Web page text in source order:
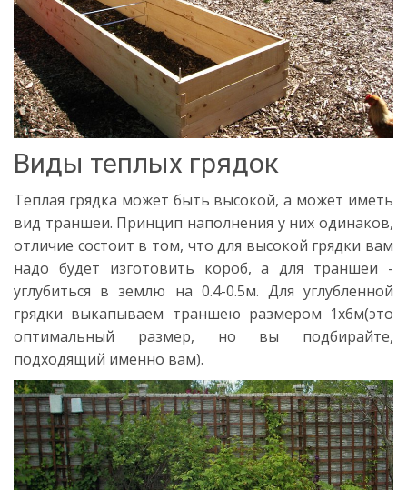
Виды теплых грядок
Теплая грядка может быть высокой, а может иметь
вид траншеи. Принцип наполнения у них одинаков,
отличие состоит в том, что для высокой грядки вам
надо будет изготовить короб, а для траншеи -
углубиться в землю на 0.4-0.5м. Для углубленной
грядки выкапываем траншею размером 1х6м(это
оптимальный размер, но вы подбирайте,
подходящий именно вам).